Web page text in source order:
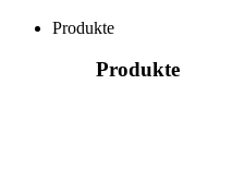
Produkte
Produkte